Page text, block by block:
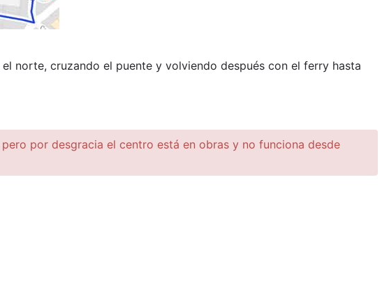
norte, cruzando el puente y volviendo después con el ferry hasta
por desgracia el centro está en obras y no funciona desde